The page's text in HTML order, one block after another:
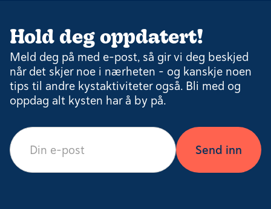
Hold deg oppdatert!
Meld deg på med e-post, så gir vi deg beskjed
når det skjer noe i nærheten – og kanskje noen
tips til andre kystaktiviteter også. Bli med og
oppdag alt kysten har å by på.